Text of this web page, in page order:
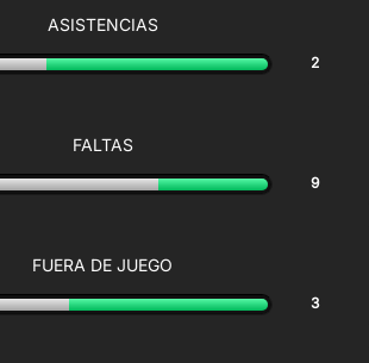
ASISTENCIAS
2
FALTAS
9
FUERA DE JUEGO
3